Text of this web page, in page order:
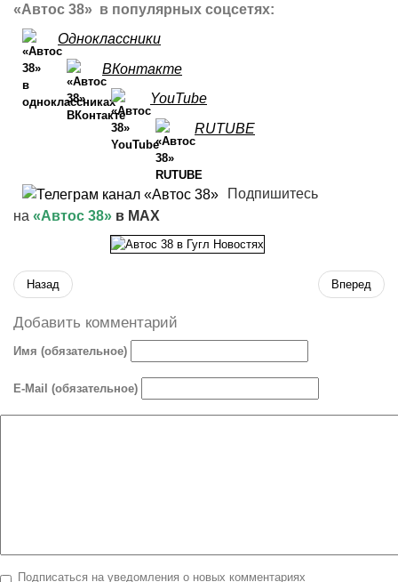
«Автос 38» в популярных соцсетях:
Одноклассники
ВКонтакте
YouTube
RUTUBE
Подпишитесь
на «Автос 38» в MAX
Назад Вперед
Добавить комментарий
Имя (обязательное)
E-Mail (обязательное)
Подписаться на уведомления о новых комментариях